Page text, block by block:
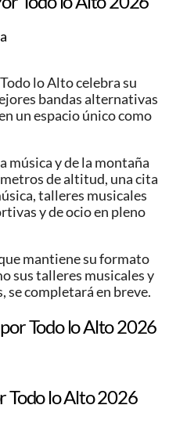
lo Alto celebra su
bandas alternativas
un espacio único como
música y de la montaña
de altitud, una cita
talleres musicales
y de ocio en pleno
mantiene su formato
sus talleres musicales y
completará en breve.
Todo lo Alto 2026
Todo lo Alto 2026